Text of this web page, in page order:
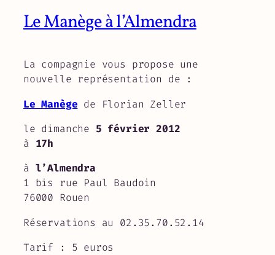
Le Manège à l’Almendra
La compagnie vous propose une
nouvelle représentation de :
Le Manège de Florian Zeller
le dimanche 5 février 2012
à 17h
à l’Almendra
1 bis rue Paul Baudoin
76000 Rouen
Réservations au 02.35.70.52.14
Tarif : 5 euros